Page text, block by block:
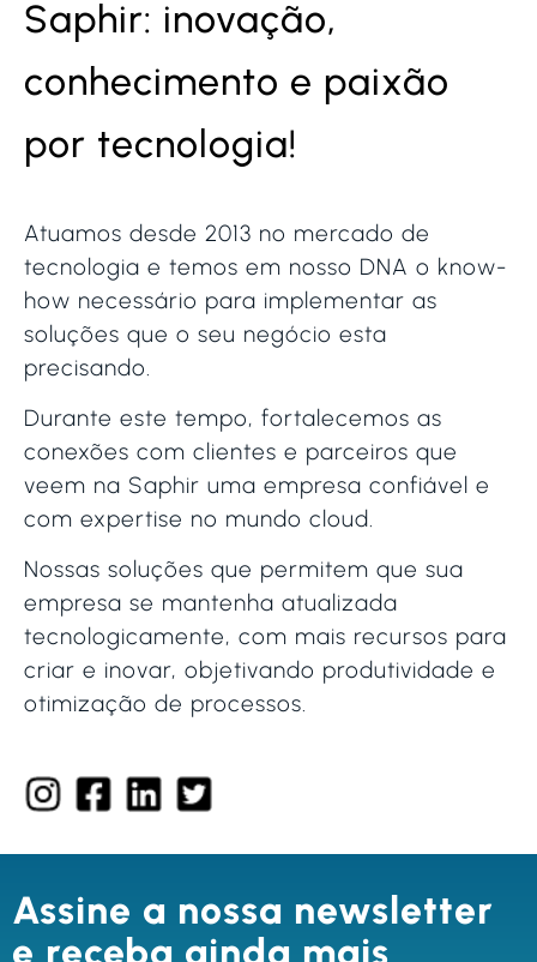
Saphir: inovação,
conhecimento e paixão
por tecnologia!
Atuamos desde 2013 no mercado de
tecnologia e temos em nosso DNA o know-
how necessário para implementar as
soluções que o seu negócio esta
precisando.
Durante este tempo, fortalecemos as
conexões com clientes e parceiros que
veem na Saphir uma empresa confiável e
com expertise no mundo cloud.
Nossas soluções que permitem que sua
empresa se mantenha atualizada
tecnologicamente, com mais recursos para
criar e inovar, objetivando produtividade e
otimização de processos.
Assine a nossa newsletter
e receba ainda mais